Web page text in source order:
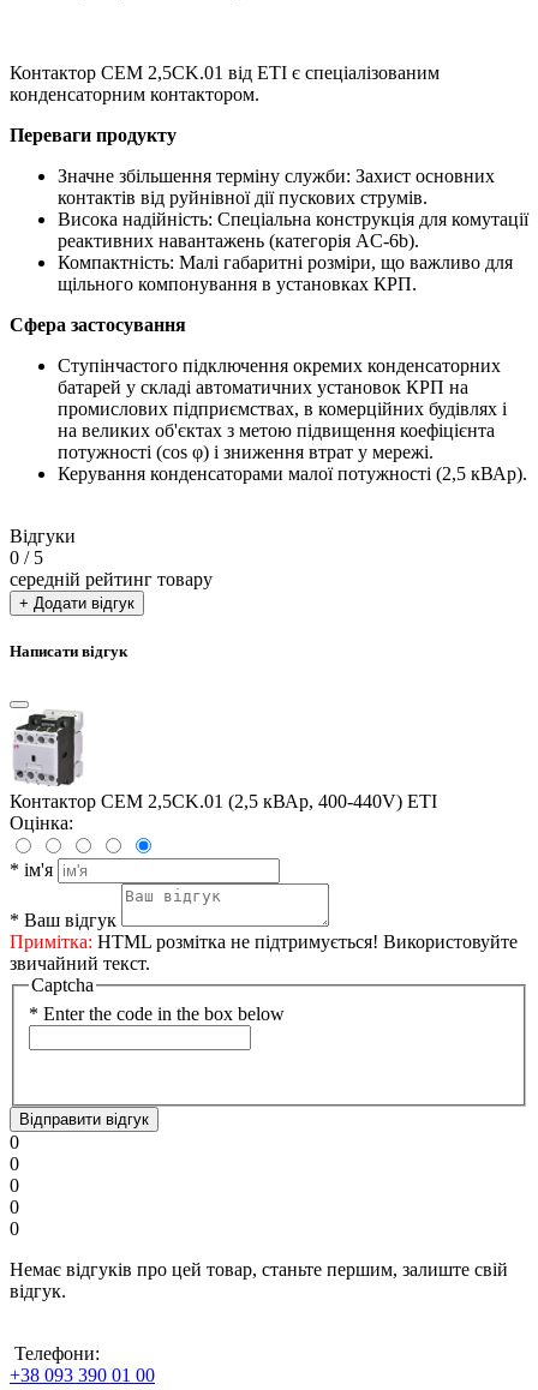
Контактор CEM 2,5CK.01 від ETI є спеціалізованим
конденсаторним контактором.
Переваги продукту
Значне збільшення терміну служби: Захист основних
контактів від руйнівної дії пускових струмів.
Висока надійність: Спеціальна конструкція для комутації
реактивних навантажень (категорія AC-6b).
Компактність: Малі габаритні розміри, що важливо для
щільного компонування в установках КРП.
Сфера застосування
Ступінчастого підключення окремих конденсаторних
батарей у складі автоматичних установок КРП на
промислових підприємствах, в комерційних будівлях і
на великих об'єктах з метою підвищення коефіцієнта
потужності (cos φ) і зниження втрат у мережі.
Керування конденсаторами малої потужності (2,5 кВАр).
Відгуки
0 / 5
середній рейтинг товару
+ Додати відгук
Написати відгук
Контактор CEM 2,5CK.01 (2,5 кВАр, 400-440V) ETI
Оцінка:
* ім'я
* Ваш відгук
Примітка: HTML розмітка не підтримується! Використовуйте
звичайний текст.
Captcha
* Enter the code in the box below
Відправити відгук
0
0
0
0
0
Немає відгуків про цей товар, станьте першим, залиште свій
відгук.
Телефони:
+38 093 390 01 00